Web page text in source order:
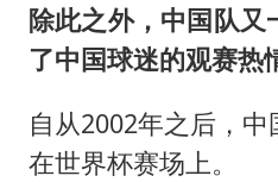
除此之外，中国队
了中国球迷的观赛热
自从2002年之后，
在世界杯赛场上。